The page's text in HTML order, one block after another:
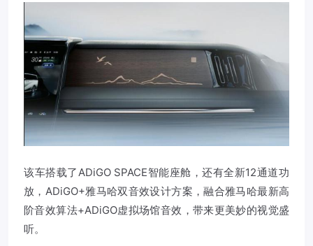
该车搭载了ADiGO SPACE智能座舱，还有全新12通道功
放，ADiGO+雅马哈双音效设计方案，融合雅马哈最新高
阶音效算法+ADiGO虚拟场馆音效，带来更美妙的视觉盛
听。